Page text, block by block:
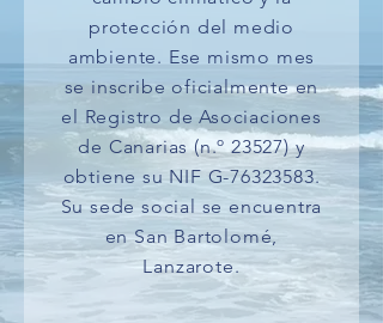
protección del medio
ambiente. Ese mismo mes
se inscribe oficialmente en
el Registro de Asociaciones
de Canarias (n.º 23527) y
obtiene su NIF G-76323583.
Su sede social se encuentra
en San Bartolomé,
Lanzarote.